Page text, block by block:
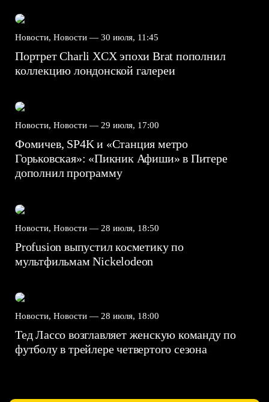
Новости, Новости — 30 июля, 11:45
Портрет Charli XCX эпохи Brat пополнил
коллекцию лондонской галереи
Новости, Новости — 29 июля, 17:00
Фомичев, SP4K и «Станция метро
Горьковская»: «Пикник Афиши» в Питере
дополнил программу
Новости, Новости — 28 июля, 18:50
Profusion выпустил косметику по
мультфильмам Nickelodeon
Новости, Новости — 28 июля, 18:00
Тед Лассо возглавляет женскую команду по
футболу в трейлере четвертого сезона